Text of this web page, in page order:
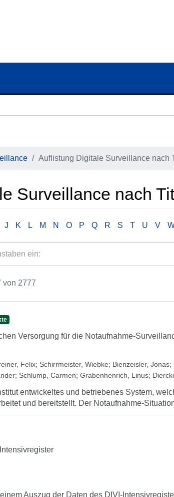
Auflistung Digitale Surveillance nach
Surveillance nach
J K L M N O P Q R S T U V
von 2777
Versorgung für die Notaufnahme-
Felix; Schirrmeister, Wiebke; Bienzeisler, Jonas;
; Schlump, Carmen; Grabenhenrich, Linus;
entwickeltes und betriebenes System,
und bereitstellt. Der Notaufnahme-
Auszug der Daten des DIVI-